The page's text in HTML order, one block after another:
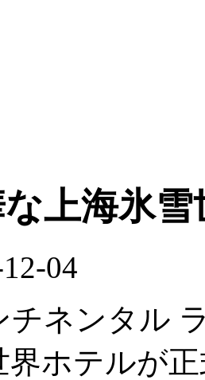
上海氷
04
チネンタル
界ホテルが